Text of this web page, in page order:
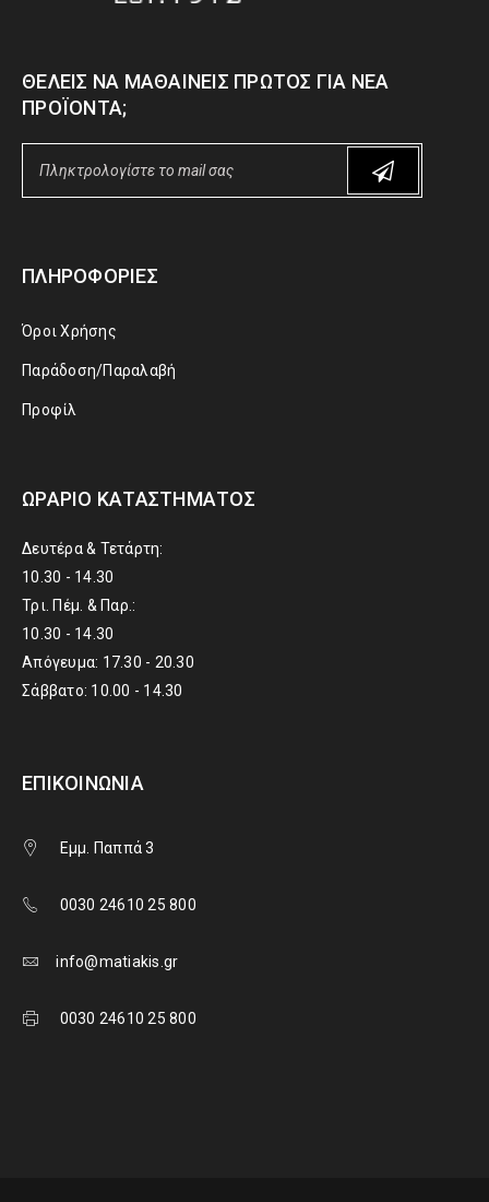
ΘΈΛΕΙΣ ΝΑ ΜΑΘΑΊΝΕΙΣ ΠΡΏΤΟΣ ΓΙΑ ΝΈΑ
ΠΡΟΪΌΝΤΑ;
ΠΛΗΡΟΦΟΡΊΕΣ
Όροι Χρήσης
Παράδοση/Παραλαβή
Προφίλ
ΩΡΆΡΙΟ ΚΑΤΑΣΤΉΜΑΤΟΣ
Δευτέρα & Τετάρτη:
10.30 - 14.30
Τρι. Πέμ. & Παρ.:
10.30 - 14.30
Απόγευμα: 17.30 - 20.30
Σάββατο: 10.00 - 14.30
ΕΠΙΚΟΙΝΩΝΊΑ
Εμμ. Παππά 3
0030 24610 25 800
info@matiakis.gr
0030 24610 25 800